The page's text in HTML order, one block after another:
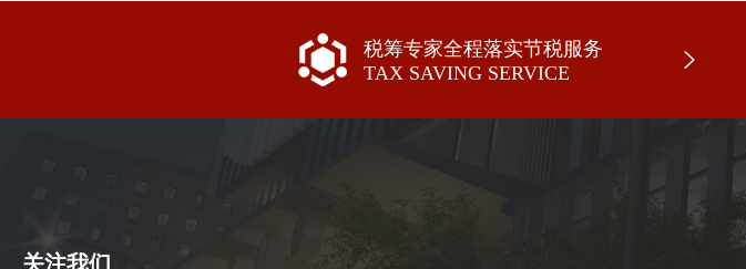
税筹专家全程落实节税服务
TAX SAVING SERVICE
关注我们